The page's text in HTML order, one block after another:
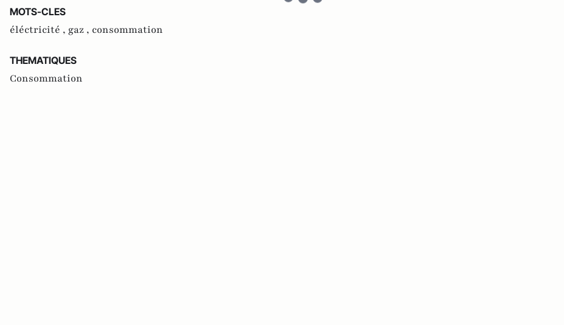
MOTS-CLES
éléctricité , gaz , consommation
THEMATIQUES
Consommation